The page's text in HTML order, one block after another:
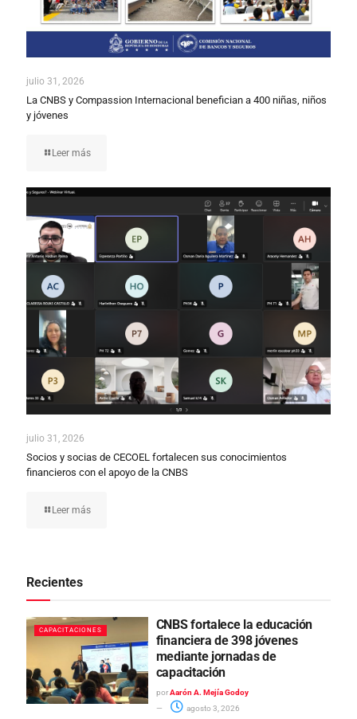
julio 31, 2026
La CNBS y Compassion Internacional benefician a 400 niñas, niños
y jóvenes
Leer más
julio 31, 2026
Socios y socias de CECOEL fortalecen sus conocimientos
financieros con el apoyo de la CNBS
Leer más
Recientes
CAPACITACIONES
CNBS fortalece la educación
financiera de 398 jóvenes
mediante jornadas de
capacitación
por Aarón A. Mejía Godoy
agosto 3, 2026